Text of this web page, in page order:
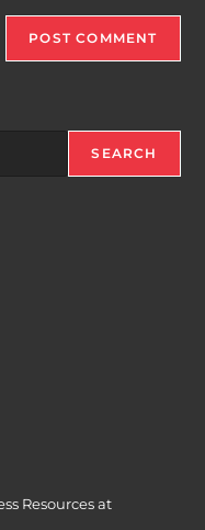
SEARCH
Resources at